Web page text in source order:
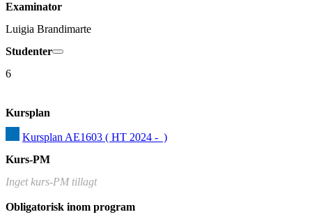
Examinator
Luigia Brandimarte
Studenter
6
Kursplan
Kursplan AE1603 ( HT 2024 -  )
Kurs-PM
Inget kurs-PM tillagt
Obligatorisk inom program